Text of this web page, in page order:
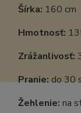
Šírka: 160 cm
Hmotnosť:
Zrážanlivosť:
Pranie:do 30
Žehlenie: na